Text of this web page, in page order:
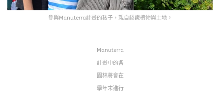
參與Manuterra計畫的孩子，親自認識植物與土地。
Manuterra
計畫中的各
園林將會在
學年末進行